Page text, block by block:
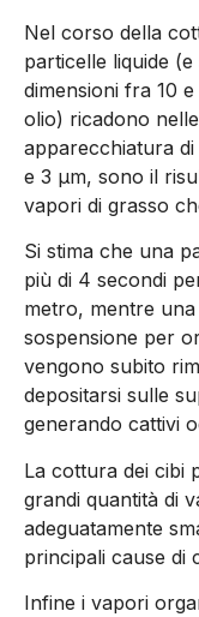
Nel corso della
particelle liquide
dimensioni fra 10
olio) ricadono
apparecchiatura
e 3 µm, sono il
vapori di grasso
Si stima che una
più di 4 secondi
metro, mentre
sospensione per
vengono subito
depositarsi sulle
generando cattivi
La cottura dei cibi
grandi quantità di
adeguatamente
principali cause di
Infine i vapori